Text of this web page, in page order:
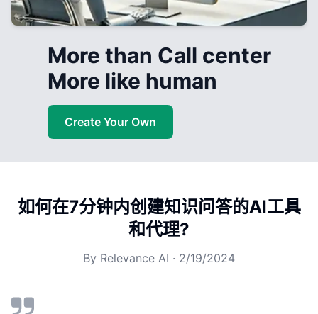
More than Call center
More like human
Create Your Own
如何在7分钟内创建知识问答的AI工具
和代理?
By Relevance AI · 2/19/2024